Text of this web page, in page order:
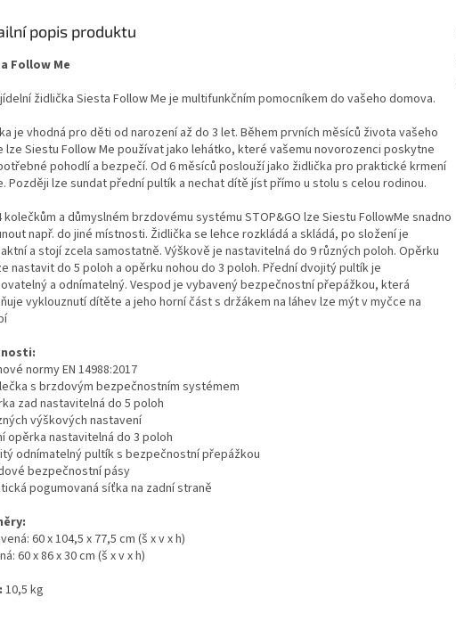
popis produktu
Follow Me
židlička Siesta Follow Me je multifunkčním pomocníkem do vašeho domova.
je vhodná pro děti od narození až do 3 let. Během prvních měsíců života vašeho
lze Siestu Follow Me používat jako lehátko, které vašemu novorozenci poskytne
pohodlí a bezpečí. Od 6 měsíců poslouží jako židlička pro praktické krmení
Později lze sundat přední pultík a nechat dítě jíst přímo u stolu s celou rodinou.
kolečkům a důmyslném brzdovému systému STOP&GO lze Siestu FollowMe snadno
např. do jiné místnosti. Židlička se lehce rozkládá a skládá, po složení je
a stojí zcela samostatně. Výškově je nastavitelná do 9 různých poloh. Opěrku
nastavit do 5 poloh a opěrku nohou do 3 poloh. Přední dvojitý pultík je
a odnímatelný. Vespod je vybavený bezpečnostní přepážkou, která
vyklouznutí dítěte a jeho horní část s držákem na láhev lze mýt v myčce na
normy EN 14988:2017
s brzdovým bezpečnostním systémem
zad nastavitelná do 5 poloh
výškových nastavení
opěrka nastavitelná do 3 poloh
odnímatelný pultík s bezpečnostní přepážkou
bezpečnostní pásy
pogumovaná síťka na zadní straně
60 x 104,5 x 77,5 cm (š x v x h)
60 x 86 x 30 cm (š x v x h)
10,5 kg